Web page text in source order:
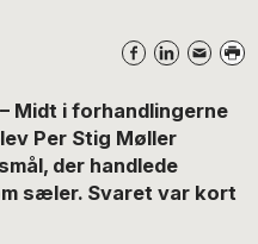
– Midt i forhandlingerne
Per Stig Møller
der handlede
sæler. Svaret var kort